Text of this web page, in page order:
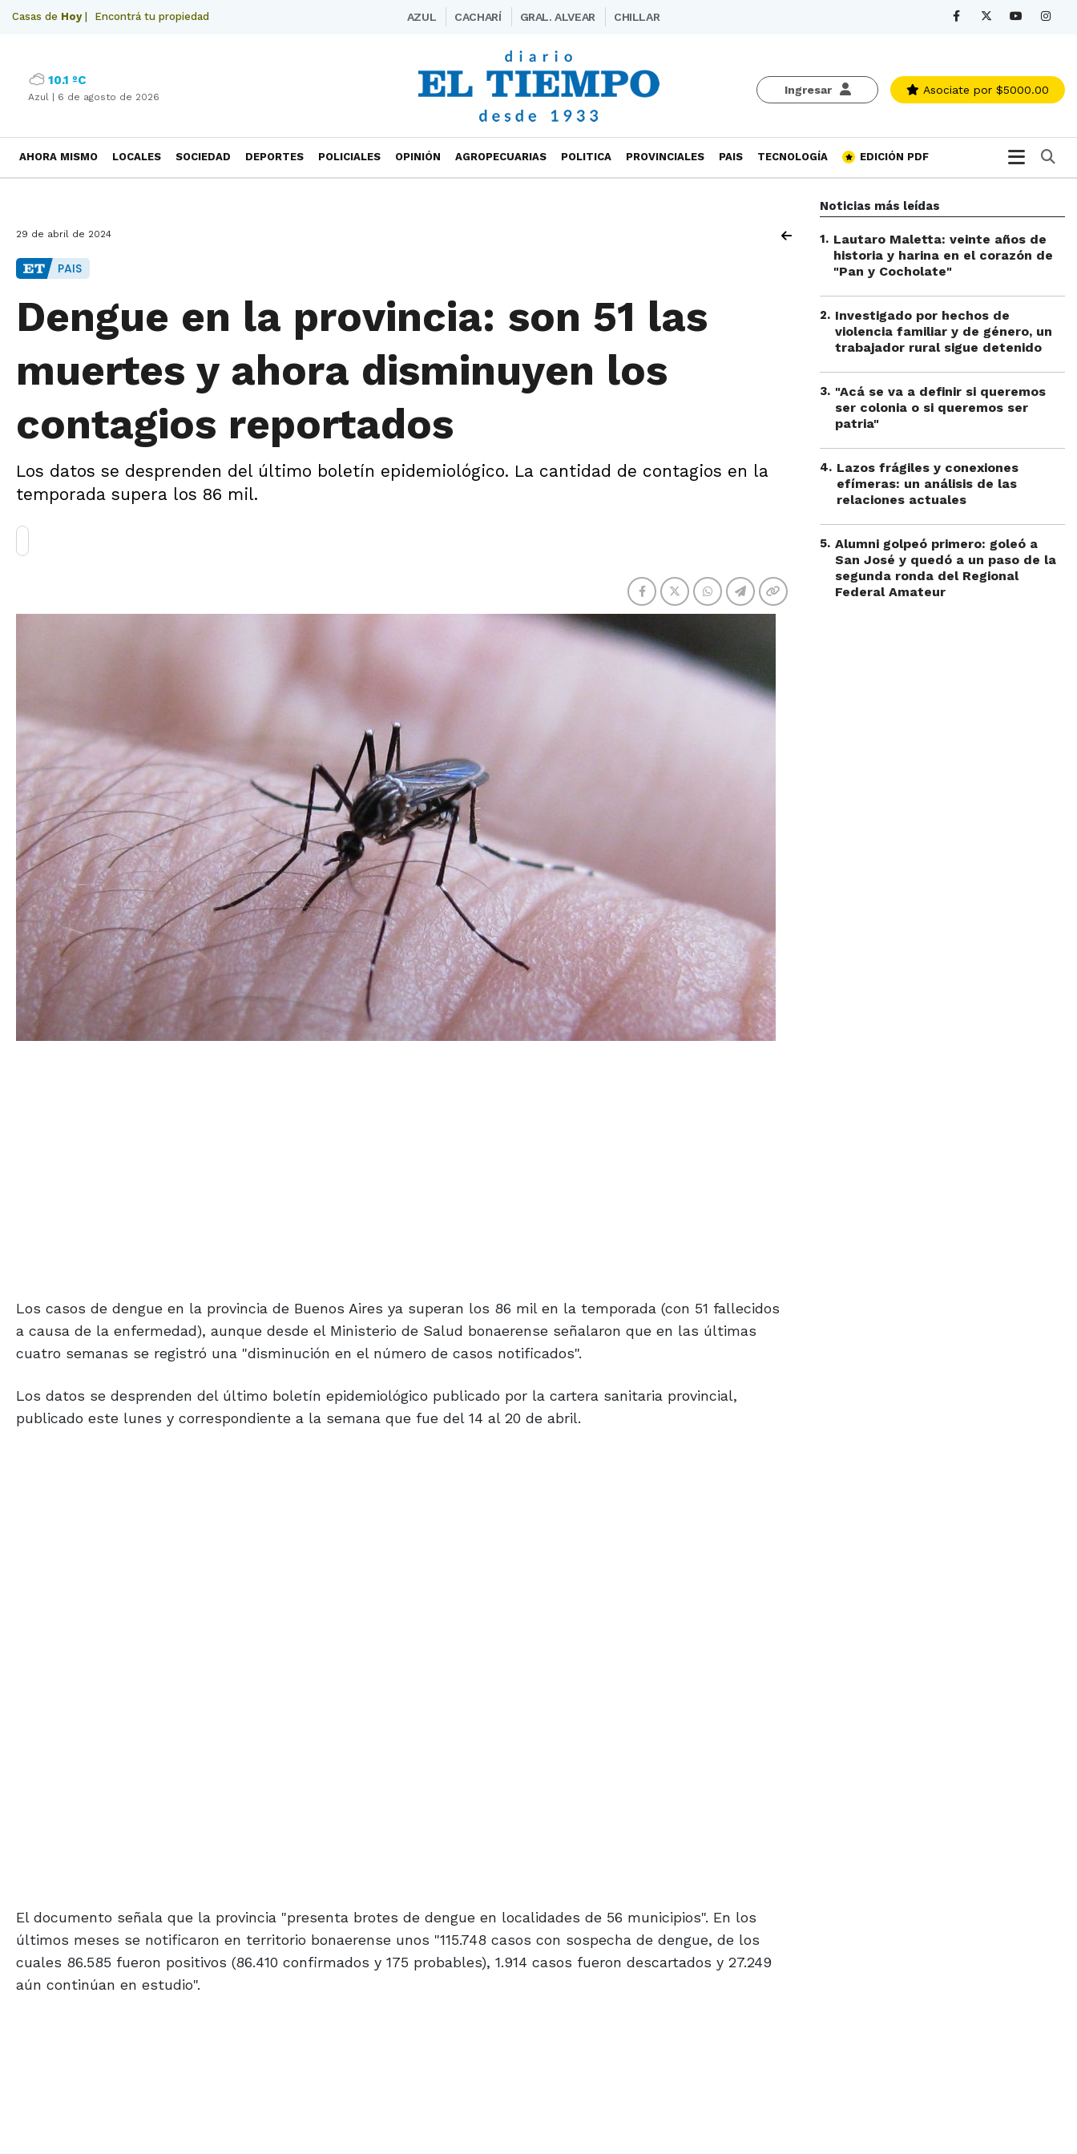
Casas de Hoy| Encontrá tu propiedad AZUL CACHARÍ GRAL. ALVEAR CHILLAR
Ingresar Asociate por $5000.00
10.1 ºC
Azul | 6 de agosto de 2026
AHORA MISMO LOCALES SOCIEDAD DEPORTES POLICIALES OPINIÓN AGROPECUARIAS POLITICA PROVINCIALES PAIS TECNOLOGÍA EDICIÓN PDF
29 de abril de 2024
PAIS
Dengue en la provincia: son 51 las
muertes y ahora disminuyen los
contagios reportados
Los datos se desprenden del último boletín epidemiológico. La cantidad de contagios en la
temporada supera los 86 mil.
Los casos de dengue en la provincia de Buenos Aires ya superan los 86 mil en la temporada (con 51 fallecidos
a causa de la enfermedad), aunque desde el Ministerio de Salud bonaerense señalaron que en las últimas
cuatro semanas se registró una "disminución en el número de casos notificados".
Los datos se desprenden del último boletín epidemiológico publicado por la cartera sanitaria provincial,
publicado este lunes y correspondiente a la semana que fue del 14 al 20 de abril.
El documento señala que la provincia "presenta brotes de dengue en localidades de 56 municipios". En los
últimos meses se notificaron en territorio bonaerense unos "115.748 casos con sospecha de dengue, de los
cuales 86.585 fueron positivos (86.410 confirmados y 175 probables), 1.914 casos fueron descartados y 27.249
aún continúan en estudio".
Noticias más leídas
1. Lautaro Maletta: veinte años de
historia y harina en el corazón de
"Pan y Cocholate"
2. Investigado por hechos de
violencia familiar y de género, un
trabajador rural sigue detenido
3. "Acá se va a definir si queremos
ser colonia o si queremos ser
patria"
4. Lazos frágiles y conexiones
efímeras: un análisis de las
relaciones actuales
5. Alumni golpeó primero: goleó a
San José y quedó a un paso de la
segunda ronda del Regional
Federal Amateur